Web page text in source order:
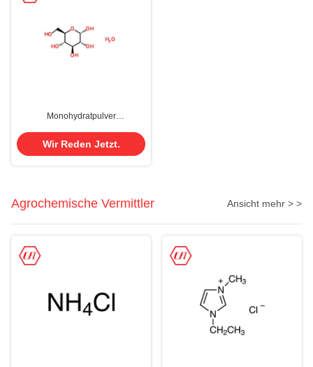
Monohydratpulver
5996-10-1 in der Nahrung
Wir Reden Jetzt.
Agrochemische Vermittler Ansicht mehr > >